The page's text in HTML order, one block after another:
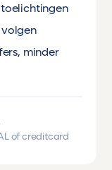
minder
of creditcard